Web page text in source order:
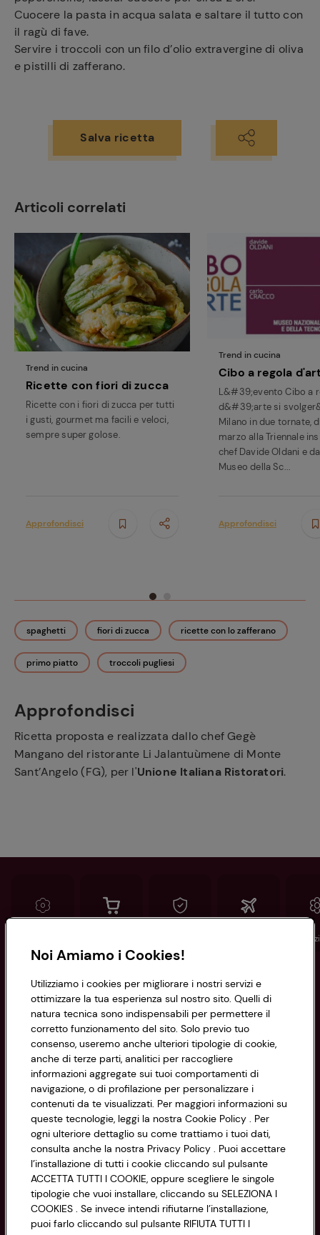
Cuocere la pasta in acqua salata e saltare il tutto con
il ragù di fave.
Servire i troccoli con un filo d’olio extravergine di oliva
e pistilli di zafferano.
Salva ricetta
spaghetti fiori di zucca ricette con lo zafferano
primo piatto troccoli pugliesi
Approfondisci
Ricetta proposta e realizzata dallo chef Gegè
Mangano del ristorante Li Jalantuùmene di Monte
Sant’Angelo (FG), per l'Unione Italiana Ristoratori.
Articoli correlati
Trend in cucina
Ricette con fiori di zucca
Ricette con i fiori di zucca per tutti
i gusti, gourmet ma facili e veloci,
sempre super golose.
Approfondisci
Trend in cucina
Cibo a regola
L&#39;evento Cibo a
d&#39;arte si
Milano in due tornate,
marzo alla Triennale
chef Davide Oldani e
Museo della Sc...
Approfondisci
Informazioni
Privacy Policy
Cookie Policy
Impostazioni Cookie
Accessibilità
CONAD SOCIETÀ COOPERATIVA
Via Michelino, 59 | 40127 BOLOGNA
Codice Fiscale e Registro Imprese
di Bologna 00865960157
PARTITA IVA 03320960374
Servizio clienti
Ricette
Noi Amiamo i Cookies!
Utilizziamo i cookies per migliorare i nostri servizi e
ottimizzare la tua esperienza sul nostro sito. Quelli di
natura tecnica sono indispensabili per permettere il
corretto funzionamento del sito. Solo previo tuo
consenso, useremo anche ulteriori tipologie di cookie,
anche di terze parti, analitici per raccogliere
informazioni aggregate sui tuoi comportamenti di
navigazione, o di profilazione per personalizzare i
contenuti da te visualizzati. Per maggiori informazioni su
queste tecnologie, leggi la nostra Cookie Policy . Per
ogni ulteriore dettaglio su come trattiamo i tuoi dati,
consulta anche la nostra Privacy Policy . Puoi accettare
l’installazione di tutti i cookie cliccando sul pulsante
ACCETTA TUTTI I COOKIE, oppure scegliere le singole
tipologie che vuoi installare, cliccando su SELEZIONA I
COOKIES . Se invece intendi rifiutarne l’installazione,
puoi farlo cliccando sul pulsante RIFIUTA TUTTI I